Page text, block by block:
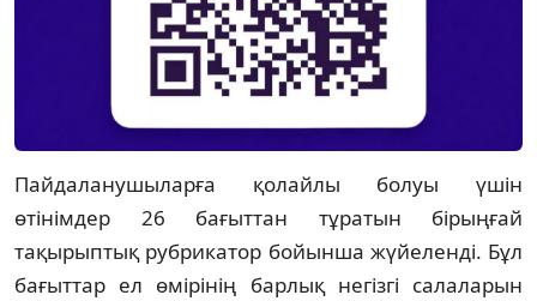
Пайдаланушыларға қолайлы болуы үшін
өтінімдер 26 бағыттан тұратын бірыңғай
тақырыптық рубрикатор бойынша жүйеленді. Бұл
бағыттар ел өмірінің барлық негізгі салаларын